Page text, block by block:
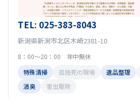
TEL: 025-383-8043
新潟県新潟市北区木崎2381-10
8：00～20：00 年中無休
特殊清掃
孤独死の現場 遺品整理
消臭
害虫駆除